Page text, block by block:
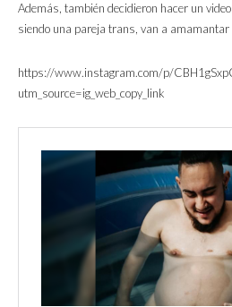
Además, también decidieron hacer un
siendo una pareja trans, van a amamantar
https://www.instagram.com/p/
utm_source=ig_web_copy_link